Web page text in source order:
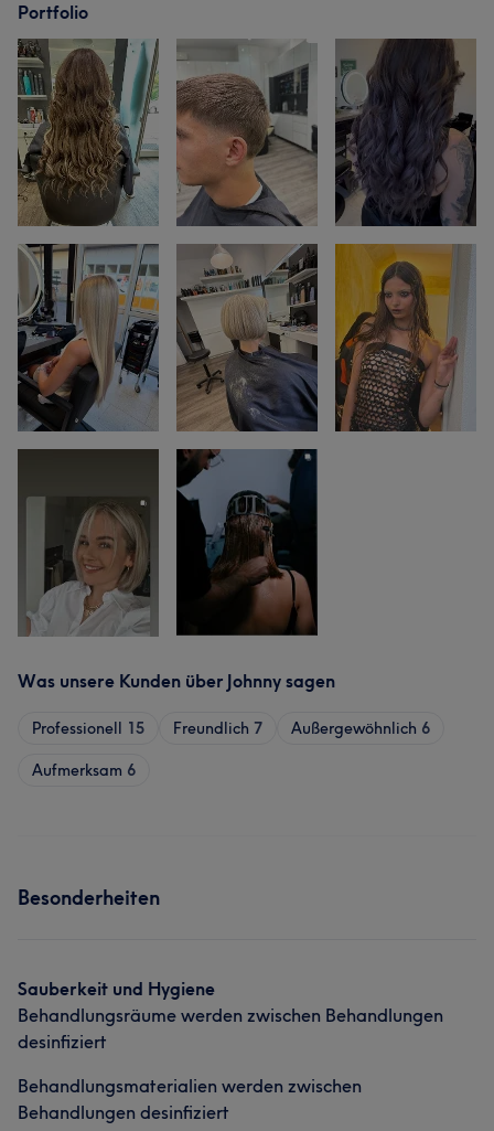
Portfolio
Was unsere Kunden über Johnny sagen
Professionell 15 Freundlich 7 Außergewöhnlich 6
Aufmerksam 6
Besonderheiten
Sauberkeit und Hygiene
Behandlungsräume werden zwischen Behandlungen
desinfiziert
Behandlungsmaterialien werden zwischen
Behandlungen desinfiziert